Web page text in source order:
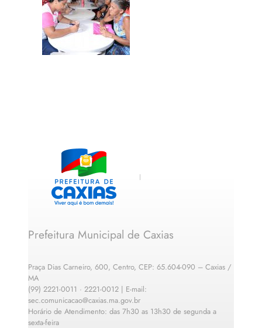
Prefeitura Municipal de Caxias
Praça Dias Carneiro, 600, Centro, CEP: 65.604-090 – Caxias /
MA
(99) 2221-0011 · 2221-0012 | E-mail:
sec.comunicacao@caxias.ma.gov.br
Horário de Atendimento: das 7h30 as 13h30 de segunda a
sexta-feira